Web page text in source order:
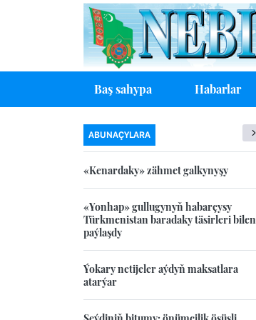
Baş sahypa Habarlar
ABUNAÇYLARA
«Kenardaky» zähmet galkynyşy
«Yonhap» gullugynyň habarçysy
Türkmenistan baradaky täsirleri bilen
paýlaşdy
Ýokary netijeler aýdyň maksatlara
atarýar